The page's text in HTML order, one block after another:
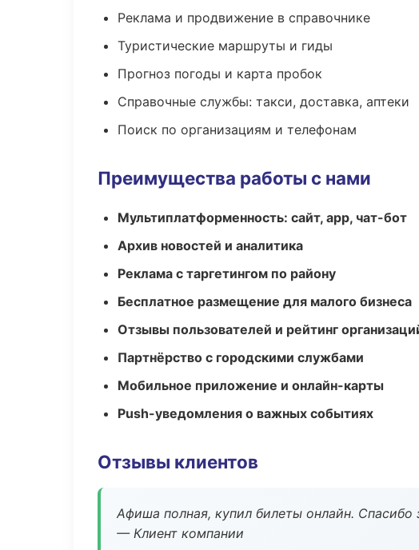
Реклама и продвижение в справочнике
Туристические маршруты и гиды
Прогноз погоды и карта пробок
Справочные службы: такси, доставка, аптеки
Поиск по организациям и телефонам
Преимущества работы с нами
Мультиплатформенность: сайт, app, чат-бот
Архив новостей и аналитика
Реклама с таргетингом по району
Бесплатное размещение для малого бизнеса
Отзывы пользователей и рейтинг
Партнёрство с городскими службами
Мобильное приложение и онлайн-карты
Push-уведомления о важных событиях
Отзывы клиентов
Афиша полная, купил билеты онлайн. Спасибо
— Клиент компании